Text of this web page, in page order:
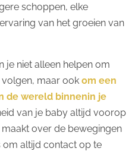
schoppen, elke
van het groeien van
je niet alleen helpen om
maar ook om een
de wereld binnenin je
van je baby altijd voorop
over de bewegingen
om altijd contact op te